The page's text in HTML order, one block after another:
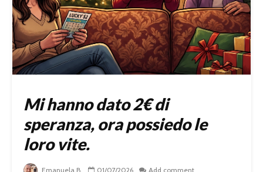
Mi hanno dato 2€ di
speranza, ora possiedo le
loro vite.
Emanuela B. 01/07/2026 Add comment